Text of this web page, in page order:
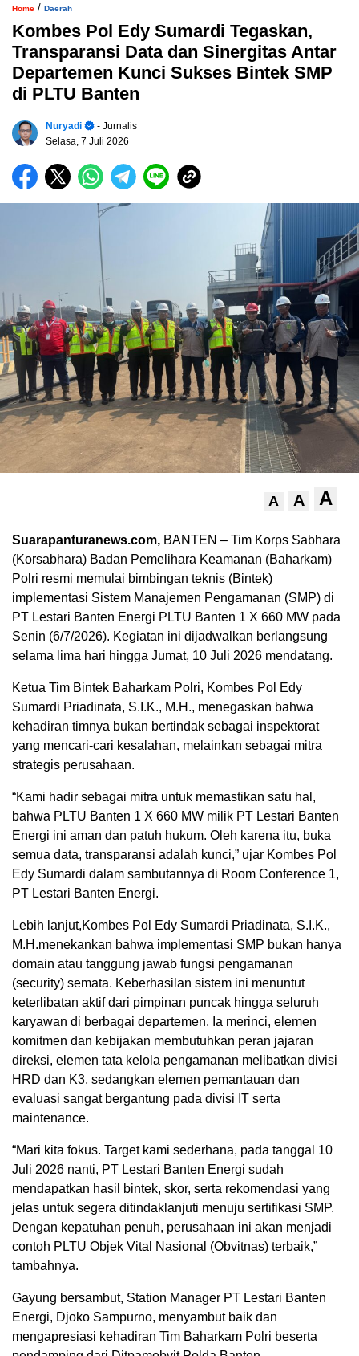
Home / Daerah
Kombes Pol Edy Sumardi Tegaskan,
Transparansi Data dan Sinergitas Antar
Departemen Kunci Sukses Bintek SMP
di PLTU Banten
Nuryadi
- Jurnalis
Selasa, 7 Juli 2026
A A A
Suarapanturanews.com, BANTEN – Tim Korps Sabhara
(Korsabhara) Badan Pemelihara Keamanan (Baharkam)
Polri resmi memulai bimbingan teknis (Bintek)
implementasi Sistem Manajemen Pengamanan (SMP) di
PT Lestari Banten Energi PLTU Banten 1 X 660 MW pada
Senin (6/7/2026). Kegiatan ini dijadwalkan berlangsung
selama lima hari hingga Jumat, 10 Juli 2026 mendatang.
Ketua Tim Bintek Baharkam Polri, Kombes Pol Edy
Sumardi Priadinata, S.I.K., M.H., menegaskan bahwa
kehadiran timnya bukan bertindak sebagai inspektorat
yang mencari-cari kesalahan, melainkan sebagai mitra
strategis perusahaan.
“Kami hadir sebagai mitra untuk memastikan satu hal,
bahwa PLTU Banten 1 X 660 MW milik PT Lestari Banten
Energi ini aman dan patuh hukum. Oleh karena itu, buka
semua data, transparansi adalah kunci,” ujar Kombes Pol
Edy Sumardi dalam sambutannya di Room Conference 1,
PT Lestari Banten Energi.
Lebih lanjut,Kombes Pol Edy Sumardi Priadinata, S.I.K.,
M.H.menekankan bahwa implementasi SMP bukan hanya
domain atau tanggung jawab fungsi pengamanan
(security) semata. Keberhasilan sistem ini menuntut
keterlibatan aktif dari pimpinan puncak hingga seluruh
karyawan di berbagai departemen. Ia merinci, elemen
komitmen dan kebijakan membutuhkan peran jajaran
direksi, elemen tata kelola pengamanan melibatkan divisi
HRD dan K3, sedangkan elemen pemantauan dan
evaluasi sangat bergantung pada divisi IT serta
maintenance.
“Mari kita fokus. Target kami sederhana, pada tanggal 10
Juli 2026 nanti, PT Lestari Banten Energi sudah
mendapatkan hasil bintek, skor, serta rekomendasi yang
jelas untuk segera ditindaklanjuti menuju sertifikasi SMP.
Dengan kepatuhan penuh, perusahaan ini akan menjadi
contoh PLTU Objek Vital Nasional (Obvitnas) terbaik,”
tambahnya.
Gayung bersambut, Station Manager PT Lestari Banten
Energi, Djoko Sampurno, menyambut baik dan
mengapresiasi kehadiran Tim Baharkam Polri beserta